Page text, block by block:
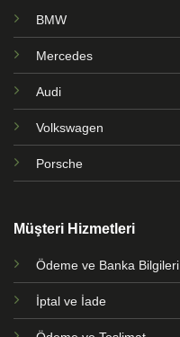
BMW
Mercedes
Audi
Volkswagen
Porsche
Müşteri Hizmetleri
Ödeme ve Banka Bilgileri
İptal ve İade